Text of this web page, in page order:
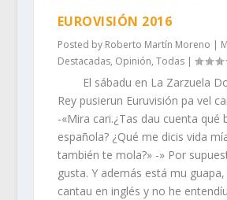
EUROVISIÓN 2016
Posted by Roberto Martín Moreno |
Destacadas, Opinión, Todas|
El sábadu en La Zarzuela
Rey pusierun Euruvisión pa vel
-«Mira cari.¿Tas dau cuenta qué
española? ¿Qué me dicis vida
también te mola?» -» Por
gusta. Y además está mu
cantau en inglés y no he